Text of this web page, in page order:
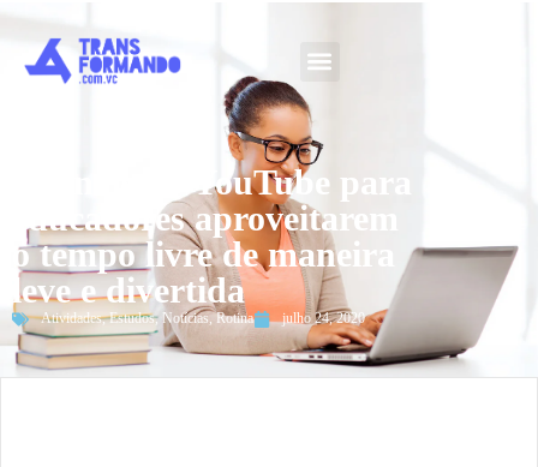
6 canais no YouTube para
educadores aproveitarem
o tempo livre de maneira
leve e divertida
Atividades,Estudos, Notícias,Rotina julho 24, 2020